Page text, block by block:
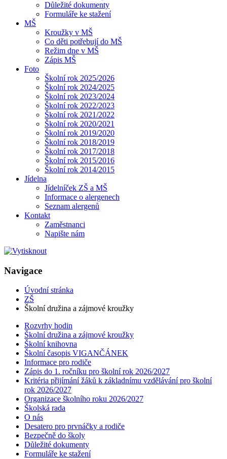
Důležité dokumenty
Formuláře ke stažení
MŠ
Kroužky v MŠ
Co děti potřebují do MŠ
Režim dne v MŠ
Zápis MŠ
Foto
Školní rok 2025/2026
Školní rok 2024/2025
Školní rok 2023/2024
Školní rok 2022/2023
Školní rok 2021/2022
Školní rok 2020/2021
Školní rok 2019/2020
Školní rok 2018/2019
Školní rok 2017/2018
Školní rok 2015/2016
Školní rok 2014/2015
Jídelna
Jídelníček ZŠ a MŠ
Informace o alergenech
Seznam alergenů
Kontakt
Zaměstnanci
Napište nám
Navigace
Úvodní stránka
ZŠ
Školní družina a zájmové kroužky
Rozvrhy hodin
Školní družina a zájmové kroužky
Školní knihovna
Školní časopis VIGANČÁNEK
Informace pro rodiče
Zápis do 1. ročníku pro školní rok 2026/2027
Kritéria přijímání žáků k základnímu vzdělávání pro školní
rok 2026/2027
Organizace školního roku 2026/2027
Školská rada
O nás
Desatero pro prvnáčky a rodiče
Bezpečně do školy
Důležité dokumenty
Formuláře ke stažení